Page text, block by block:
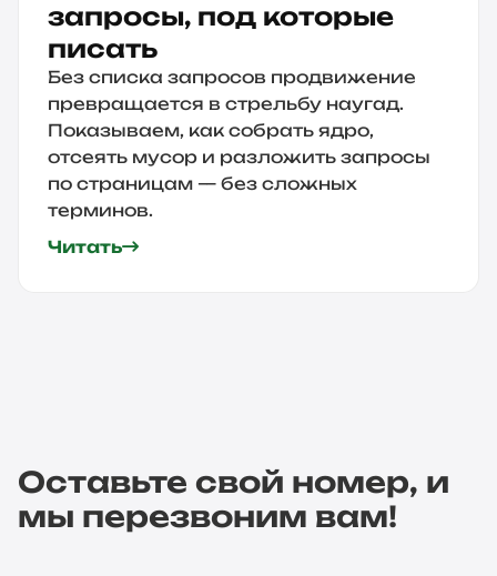
запросы, под которые
писать
Без списка запросов продвижение
превращается в стрельбу наугад.
Показываем, как собрать ядро,
отсеять мусор и разложить запросы
по страницам — без сложных
терминов.
Читать
Оставьте свой номер, и
мы перезвоним вам!